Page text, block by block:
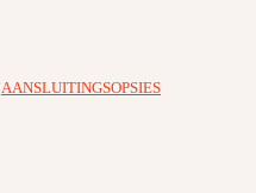
AANSLUITINGSOPSIES